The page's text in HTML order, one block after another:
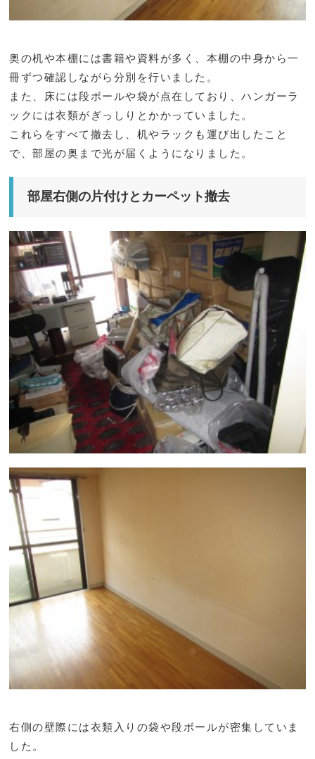
奥の机や本棚には書籍や資料が多く、本棚の中身から一
冊ずつ確認しながら分別を行いました。
また、床には段ボールや袋が点在しており、ハンガーラ
ックには衣類がぎっしりとかかっていました。
これらをすべて撤去し、机やラックも運び出したこと
で、部屋の奥まで光が届くようになりました。
部屋右側の片付けとカーペット撤去
右側の壁際には衣類入りの袋や段ボールが密集していま
した。